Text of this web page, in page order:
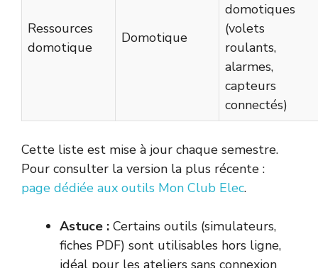
Ressources
domotique
Domotique
domotiques
(volets
roulants,
alarmes,
capteurs
connectés)
Cette liste est mise à jour chaque semestre.
Pour consulter la version la plus récente :
page dédiée aux outils Mon Club Elec.
Astuce : Certains outils (simulateurs,
fiches PDF) sont utilisables hors ligne,